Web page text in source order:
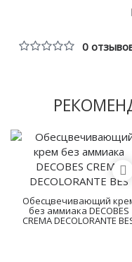
0
Обесцвечивающий
без аммиака DECOBES
CREMA DECOLORANTE